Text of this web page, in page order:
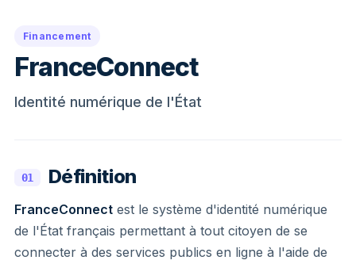
Financement
FranceConnect
Identité numérique de l'État
01 Définition
FranceConnect est le système d'identité numérique
de l'État français permettant à tout citoyen de se
connecter à des services publics en ligne à l'aide de